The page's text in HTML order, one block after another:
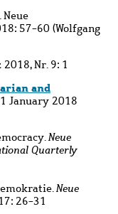
57-60 (Wolfgang
2018, Nr. 9: 1
and
January 2018
Neue
Quarterly
Neue
26-31